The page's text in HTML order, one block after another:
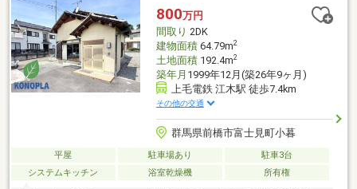
まで約550m（徒歩約7分）・芳賀中学校まで約450m（徒歩約6
分）お子様の通学も安心の距離です。
800万円
間取り 2DK
建物面積64.79m2
土地面積192.4m2
築年月 1999年12月(築26年9ヶ月)
上毛電鉄 江木駅 徒歩7.4km
その他の交通
群馬県前橋市富士見町小暮
平屋 駐車場あり
駐車3台
システムキッチン
浴室乾燥機 所有権